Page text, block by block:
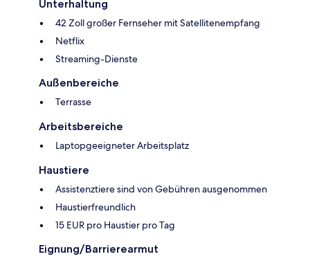
Unterhaltung
42 Zoll großer Fernseher mit Satellitenempfang
Netflix
Streaming-Dienste
Außenbereiche
Terrasse
Arbeitsbereiche
Laptopgeeigneter Arbeitsplatz
Haustiere
Assistenztiere sind von Gebühren ausgenommen
Haustierfreundlich
15 EUR pro Haustier pro Tag
Eignung/Barrierearmut